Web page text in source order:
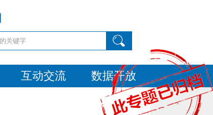
互动交流 数据开放